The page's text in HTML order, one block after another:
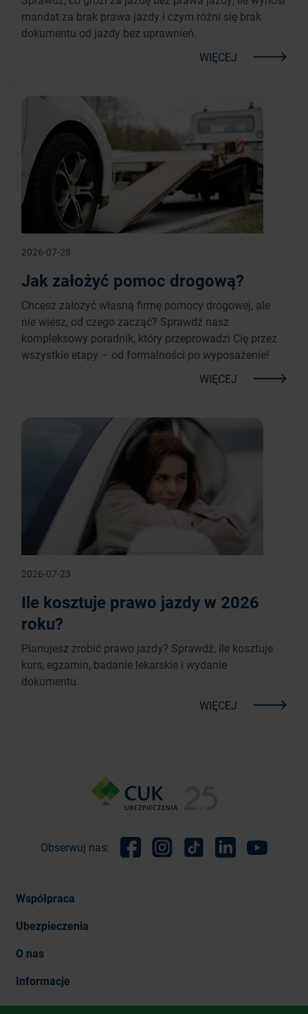
mandat za brak prawa jazdy i czym różni się brak
dokumentu od jazdy bez uprawnień.
WIĘCEJ
2026-07-28
Jak założyć pomoc drogową?
Chcesz założyć własną firmę pomocy drogowej, ale
nie wiesz, od czego zacząć? Sprawdź nasz
kompleksowy poradnik, który przeprowadzi Cię przez
wszystkie etapy – od formalności po wyposażenie!
WIĘCEJ
2026-07-23
Ile kosztuje prawo jazdy w 2026
roku?
Planujesz zrobić prawo jazdy? Sprawdź, ile kosztuje
kurs, egzamin, badanie lekarskie i wydanie
dokumentu.
WIĘCEJ
Obserwuj nas:
Współpraca
Ubezpieczenia
O nas
Informacje